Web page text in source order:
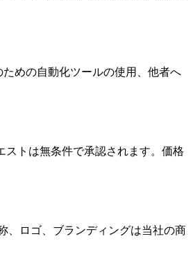
めの自動化ツールの使用、他者へ
ストは無条件で承認されます。価格
、ロゴ、ブランディングは当社の商